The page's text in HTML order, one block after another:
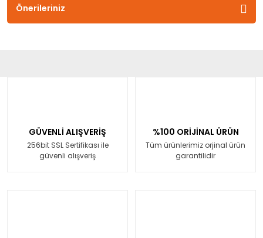
Önerileriniz
GÜVENLİ ALIŞVERİŞ
256bit SSL Sertifikası ile
güvenli alışveriş
%100 ORİJİNAL ÜRÜN
Tüm ürünlerimiz orjinal ürün
garantilidir